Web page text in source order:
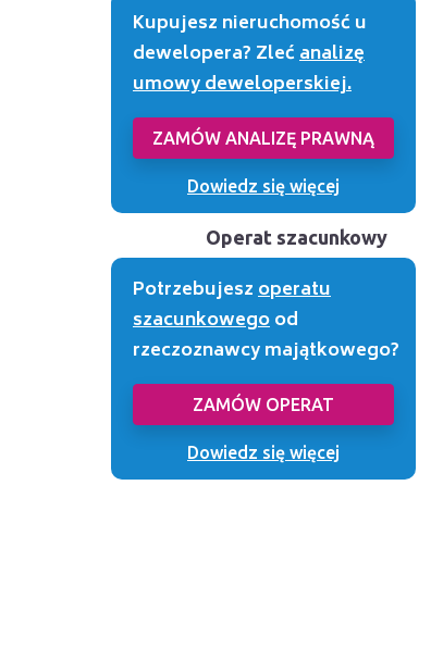
Kupujesz nieruchomość u
dewelopera? Zlećanalizę
umowy deweloperskiej.
ZAMÓW ANALIZĘ PRAWNĄ
Dowiedz się więcej
Operat szacunkowy
Potrzebujeszoperatu
szacunkowegood
rzeczoznawcy majątkowego?
ZAMÓW OPERAT
Dowiedz się więcej